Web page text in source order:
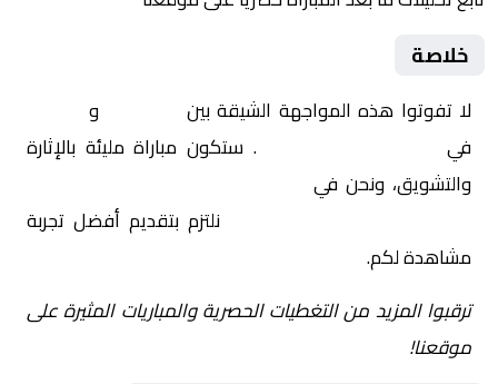
خلاصة
لا تفوتوا هذه المواجهة الشيقة بين و
في
. ستكون مباراة مليئة بالإثارة
والتشويق، ونحن في
نلتزم بتقديم أفضل تجربة
مشاهدة لكم.
ترقبوا المزيد من التغطيات الحصرية والمباريات المثيرة على
موقعنا!